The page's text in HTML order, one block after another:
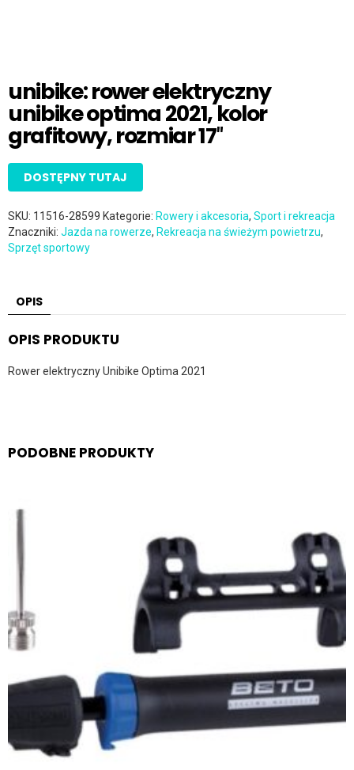
unibike: rower elektryczny
unibike optima 2021, kolor
grafitowy, rozmiar 17″
DOSTĘPNY TUTAJ
SKU: 11516-28599 Kategorie: Rowery i akcesoria, Sport i rekreacja
Znaczniki: Jazda na rowerze, Rekreacja na świeżym powietrzu,
Sprzęt sportowy
OPIS
OPIS PRODUKTU
Rower elektryczny Unibike Optima 2021
PODOBNE PRODUKTY